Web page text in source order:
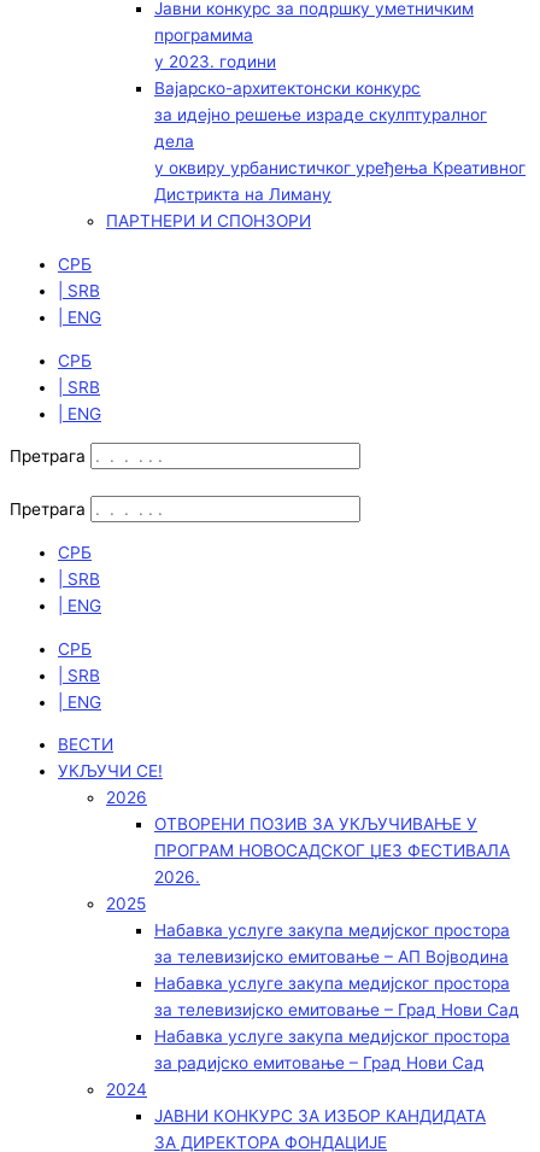
Јавни конкурс за подршку уметничким
програмима
у 2023. години
Вајарско-архитектонски конкурс
за идејно решење израде скулптуралног
дела
у оквиру урбанистичког уређења Креативног
Дистрикта на Лиману
ПАРТНЕРИ И СПОНЗОРИ
СРБ
| SRB
| ENG
СРБ
| SRB
| ENG
Претрага
Претрага
СРБ
| SRB
| ENG
СРБ
| SRB
| ENG
ВЕСТИ
УКЉУЧИ СЕ!
2026
ОТВОРЕНИ ПОЗИВ ЗА УКЉУЧИВАЊЕ У
ПРОГРАМ НОВОСАДСКОГ ЏЕЗ ФЕСТИВАЛА
2026.
2025
Набавка услуге закупа медијског простора
за телевизијско емитовање – АП Војводинa
Набавка услуге закупа медијског простора
за телевизијско емитовање – Град Нови Сад
Набавка услуге закупа медијског простора
за радијско емитовање – Град Нови Сад
2024
ЈАВНИ КОНКУРС ЗА ИЗБОР КАНДИДАТА
ЗА ДИРЕКТОРА ФОНДАЦИЈЕ